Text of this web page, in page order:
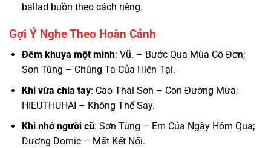
ballad buồn theo cách riêng.
Gợi Ý Nghe Theo Hoàn Cảnh
Đêm khuya một mình: Vũ. – Bước Qua Mùa Cô Đơn;
Sơn Tùng – Chúng Ta Của Hiện Tại.
Khi vừa chia tay: Cao Thái Sơn – Con Đường Mưa;
HIEUTHUHAI – Không Thể Say.
Khi nhớ người cũ: Sơn Tùng – Em Của Ngày Hôm Qua;
Dương Domic – Mất Kết Nối.